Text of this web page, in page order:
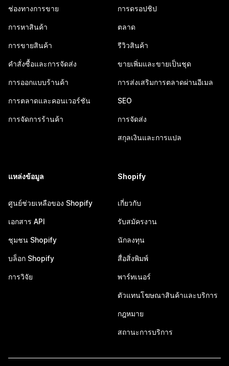
ช่องทางการขาย
การหาสินค้า
การขายสินค้า
คำสั่งซื้อและการจัดส่ง
การออกแบบร้านค้า
การตลาดและคอนเวอร์ชัน
การจัดการร้านค้า
การดรอปชิป
ตลาด
รีวิวสินค้า
ขายเพิ่มและขายเป็นชุด
การส่งเสริมการตลาดผ่านอีเมล
SEO
การจัดส่ง
สกุลเงินและการแปล
แหล่งข้อมูล
ศูนย์ช่วยเหลือของ Shopify
เอกสาร API
ชุมชน Shopify
บล็อก Shopify
การวิจัย
Shopify
เกี่ยวกับ
รับสมัครงาน
นักลงทุน
สื่อสิ่งพิมพ์
พาร์ทเนอร์
ตัวแทนโฆษณาสินค้าและบริการ
กฎหมาย
สถานะการบริการ